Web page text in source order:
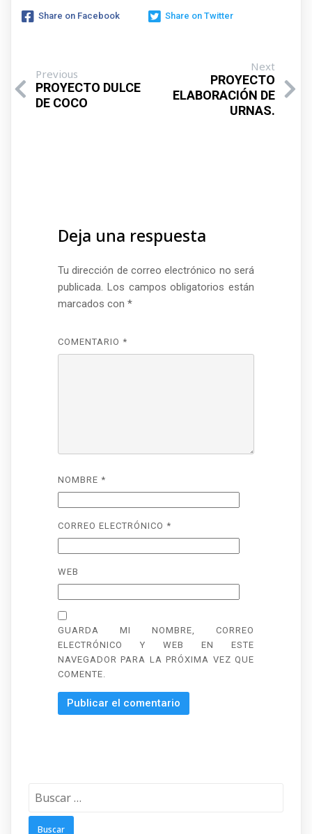
Share on Facebook Share on Twitter
Previous
PROYECTO DULCE
DE COCO
Next
PROYECTO
ELABORACIÓN DE
URNAS.
Deja una respuesta
Tu dirección de correo electrónico no será
publicada. Los campos obligatorios están
marcados con *
COMENTARIO *
NOMBRE *
CORREO ELECTRÓNICO *
WEB
GUARDA MI NOMBRE, CORREO
ELECTRÓNICO Y WEB EN ESTE
NAVEGADOR PARA LA PRÓXIMA VEZ QUE
COMENTE.